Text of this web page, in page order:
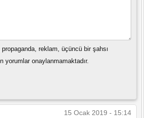
reklam, üçüncü bir şahsı
yorumlar onaylanmamaktadır.
15 Ocak 2019 - 15:14